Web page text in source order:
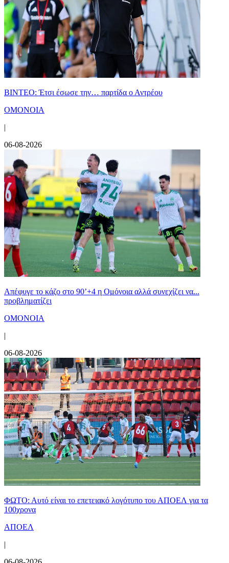
ΒΙΝΤΕΟ: Έτσι έσωσε την… παρτίδα ο Αντρέου
ΟΜΟΝΟΙΑ
|
06-08-2026
Απέφυγε το κάζο στο 90’+4 η Ομόνοια αλλά συνεχίζει να...
προβληματίζει
ΟΜΟΝΟΙΑ
|
06-08-2026
ΦΩΤΟ: Αυτό είναι το επετειακό λογότυπο του ΑΠΟΕΛ για τα
100χρονα
ΑΠΟΕΛ
|